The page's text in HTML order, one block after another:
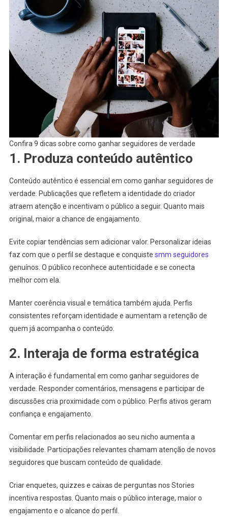
Confira 9 dicas sobre como ganhar seguidores de verdade
1. Produza conteúdo autêntico
Conteúdo autêntico é essencial em como ganhar seguidores de
verdade. Publicações que refletem a identidade do criador
atraem atenção e incentivam o público a seguir. Quanto mais
original, maior a chance de engajamento.
Evite copiar tendências sem adicionar valor. Personalizar ideias
faz com que o perfil se destaque e conquiste smm seguidores
genuínos. O público reconhece autenticidade e se conecta
melhor com ela.
Manter coerência visual e temática também ajuda. Perfis
consistentes reforçam identidade e aumentam a retenção de
quem já acompanha o conteúdo.
2. Interaja de forma estratégica
A interação é fundamental em como ganhar seguidores de
verdade. Responder comentários, mensagens e participar de
discussões cria proximidade com o público. Perfis ativos geram
confiança e engajamento.
Comentar em perfis relacionados ao seu nicho aumenta a
visibilidade. Participações relevantes chamam atenção de novos
seguidores que buscam conteúdo de qualidade.
Criar enquetes, quizzes e caixas de perguntas nos Stories
incentiva respostas. Quanto mais o público interage, maior o
engajamento e o alcance do perfil.